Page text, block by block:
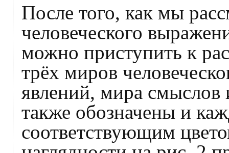
После того, как мы
человеческого
можно приступить к
трёх миров
явлений, мира
также обозначены и
соответствующим